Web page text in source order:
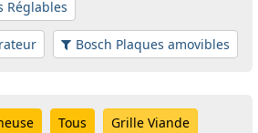
Réglables
Bosch Plaques amovibles
Tous Grille Viande